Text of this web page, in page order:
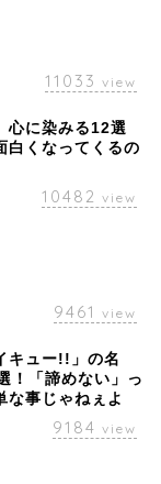
11033 view
心に染みる12選
白くなってくるの
10482 view
9461 view
キュー!!」の名
！「諦めない」っ
な事じゃねぇよ
9184 view